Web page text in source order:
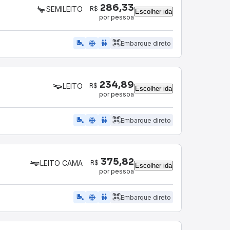
SEMILEITO R$ 286,33
por pessoa
Escolher ida
airline_seat_legroom_extra ac_unit WC Embarque direto
LEITO R$ 234,89
por pessoa
Escolher ida
airline_seat_legroom_extra ac_unit wc Embarque direto
LEITO CAMA R$ 375,82
por pessoa
Escolher ida
airline_seat_legroom_extra ac_unit wc Embarque direto